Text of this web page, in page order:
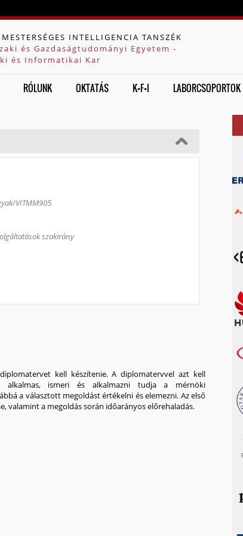
INTELLIGENCIA TANSZÉK
és Gazdaságtudományi Egyetem -
és Informatikai Kar
RÓLUNK OKTATÁS K+F+I LABORCSOPORTOK
VITMM905
szakirány
kell készítenie. A diplomatervvel azt kell
alkalmas, ismeri és alkalmazni tudja a mérnöki
a választott megoldást értékelni és elemezni. Az első
valamint a megoldás során időarányos előrehaladás.